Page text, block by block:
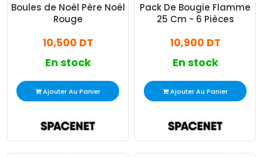
Boules de Noël Père Noël
Rouge
10,500 DT
En stock
Ajouter Au Panier
Pack De Bougie Flamme
25 Cm - 6 Pièces
10,900 DT
En stock
Ajouter Au Panier